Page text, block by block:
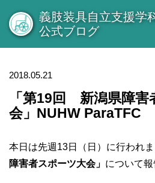
義肢装具自立支援学
公式ブログ
2018.05.21
「第19回 新潟県障害
会」NUHW ParaTFC
本日は先週13日（日）に行われま
障害者スポーツ大会」 について